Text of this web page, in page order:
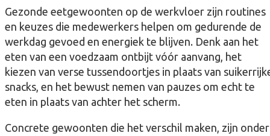
Gezonde eetgewoonten op de werkvloer zijn routines
en keuzes die medewerkers helpen om gedurende de
werkdag gevoed en energiek te blijven. Denk aan het
eten van een voedzaam ontbijt vóór aanvang, het
kiezen van verse tussendoortjes in plaats van
snacks, en het bewust nemen van pauzes om echt te
eten in plaats van achter het scherm.
Concrete gewoonten die het verschil maken, zijn onder